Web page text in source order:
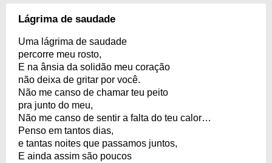
Lágrima de saudade
Uma lágrima de saudade
percorre meu rosto,
E na ânsia da solidão meu coração
não deixa de gritar por você.
Não me canso de chamar teu peito
pra junto do meu,
Não me canso de sentir a falta do teu calor…
Penso em tantos dias,
e tantas noites que passamos juntos,
E ainda assim são poucos